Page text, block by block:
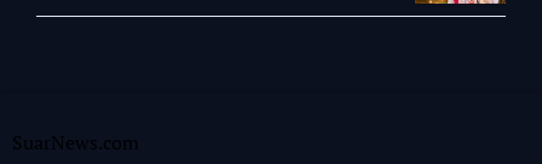
SuarNews.com